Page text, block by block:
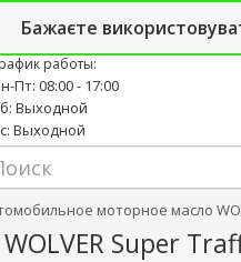
Бажаєте
Новостной блог Опт
работы:
Пт: 08:00 - 17:00
Выходной
Выходной
моторное масло
Super